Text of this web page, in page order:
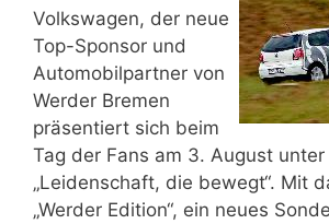
Volkswagen, der neue
Top-Sponsor und
Automobilpartner von
Werder Bremen
präsentiert sich beim
Tag der Fans am 3. August
„Leidenschaft, die bewegt“. Mit
„Werder Edition“, ein neues